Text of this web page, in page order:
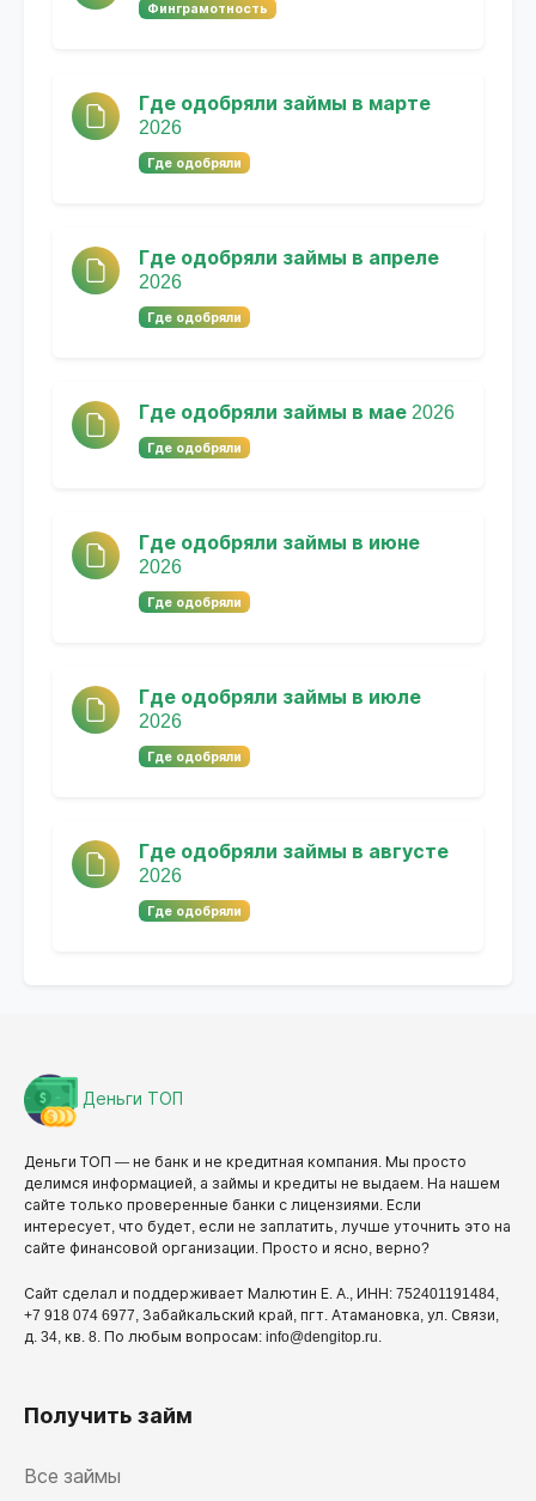
Финграмотность
Где одобряли займы в марте
2026
Где одобряли
Где одобряли займы в апреле
2026
Где одобряли
Где одобряли займы в мае 2026
Где одобряли
Где одобряли займы в июне
2026
Где одобряли
Где одобряли займы в июле
2026
Где одобряли
Где одобряли займы в августе
2026
Где одобряли
Деньги ТОП
Деньги ТОП — не банк и не кредитная компания. Мы просто
делимся информацией, а займы и кредиты не выдаем. На нашем
сайте только проверенные банки с лицензиями. Если
интересует, что будет, если не заплатить, лучше уточнить это на
сайте финансовой организации. Просто и ясно, верно?
Сайт сделал и поддерживает Малютин Е. А., ИНН: 752401191484,
+7 918 074 6977, Забайкальский край, пгт. Атамановка, ул. Связи,
д. 34, кв. 8. По любым вопросам: info@dengitop.ru.
Получить займ
Все займы